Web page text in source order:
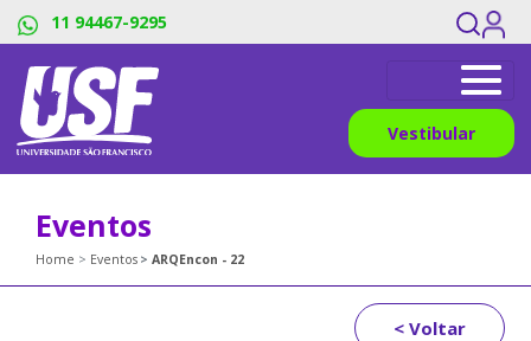
11 94467-9295
Vestibular
Eventos
Home Eventos ARQEncon - 22
< Voltar